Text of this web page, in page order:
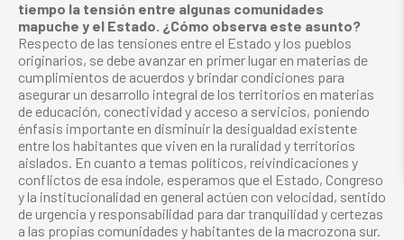
tiempo la tensión entre algunas comunidades
mapuche y el Estado. ¿Cómo observa este asunto?
Respecto de las tensiones entre el Estado y los pueblos
originarios, se debe avanzar en primer lugar en materias de
cumplimientos de acuerdos y brindar condiciones para
asegurar un desarrollo integral de los territorios en materias
de educación, conectividad y acceso a servicios, poniendo
énfasis importante en disminuir la desigualdad existente
entre los habitantes que viven en la ruralidad y territorios
aislados. En cuanto a temas políticos, reivindicaciones y
conflictos de esa índole, esperamos que el Estado, Congreso
y la institucionalidad en general actúen con velocidad, sentido
de urgencia y responsabilidad para dar tranquilidad y certezas
a las propias comunidades y habitantes de la macrozona sur.